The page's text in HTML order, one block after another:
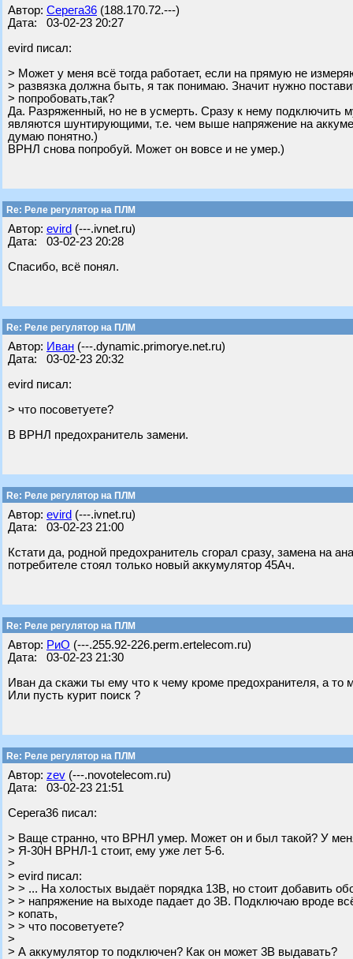
Автор: Серега36 (188.170.72.---)
Дата: 03-02-23 20:27
evird писал:
> Может у меня всё тогда работает, если на прямую не
> развязка должна быть, я так понимаю. Значит нужно
> попробовать,так?
Да. Разряженный, но не в усмерть. Сразу к нему подключить
являются шунтирующими, т.е. чем выше напряжение на
думаю понятно.)
ВРНЛ снова попробуй. Может он вовсе и не умер.)
Re: Реле регулятор на ПЛМ
Автор: evird (---.ivnet.ru)
Дата: 03-02-23 20:28
Спасибо, всё понял.
Re: Реле регулятор на ПЛМ
Автор: Иван (---.dynamic.primorye.net.ru)
Дата: 03-02-23 20:32
evird писал:
> что посоветуете?
В ВРНЛ предохранитель замени.
Re: Реле регулятор на ПЛМ
Автор: evird (---.ivnet.ru)
Дата: 03-02-23 21:00
Кстати да, родной предохранитель сгорал сразу, замена на
потребителе стоял только новый аккумулятор 45Ач.
Re: Реле регулятор на ПЛМ
Автор: РиО (---.255.92-226.perm.ertelecom.ru)
Дата: 03-02-23 21:30
Иван да скажи ты ему что к чему кроме предохранителя, а то
Или пусть курит поиск ?
Re: Реле регулятор на ПЛМ
Автор: zev (---.novotelecom.ru)
Дата: 03-02-23 21:51
Серега36 писал:
> Ваще странно, что ВРНЛ умер. Может он и был такой? У
> Я-30Н ВРНЛ-1 стоит, ему уже лет 5-6.
>
> evird писал:
> > ... На холостых выдаёт порядка 13В, но стоит добавить
> > напряжение на выходе падает до 3В. Подключаю вроде
> копать,
> > что посоветуете?
>
> А аккумулятор то подключен? Как он может 3В выдавать?